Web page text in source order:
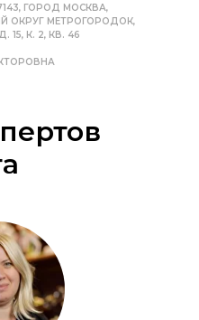
ГОРОД МОСКВА,
ОКРУГ МЕТРОГОРОДОК,
К. 2, КВ. 46